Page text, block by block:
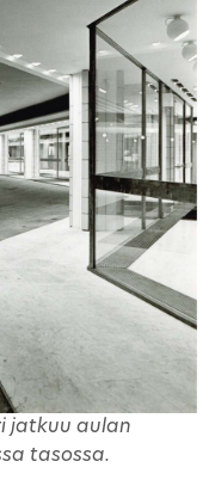
jatkuu aulan
tasossa.